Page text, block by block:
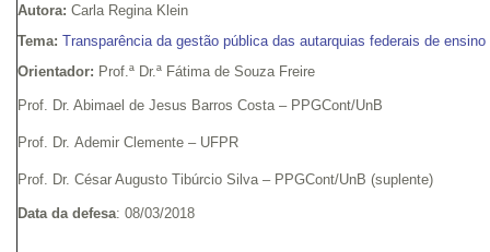
Autora: Carla Regina Klein
Tema: Transparência da gestão pública das autarquias federais de
Orientador: Prof.ª Dr.ª Fátima de Souza Freire
Prof. Dr. Abimael de Jesus Barros Costa – PPGCont/UnB
Prof. Dr. Ademir Clemente – UFPR
Prof. Dr. César Augusto Tibúrcio Silva – PPGCont/UnB (suplente)
Data da defesa: 08/03/2018